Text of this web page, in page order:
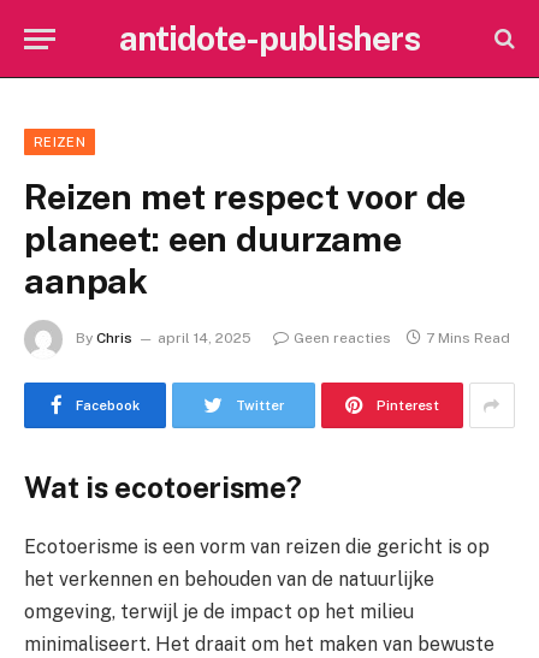
antidote-publishers
REIZEN
Reizen met respect voor de
planeet: een duurzame
aanpak
By Chris april 14, 2025 Geen reacties 7 Mins Read
Facebook Twitter Pinterest
Wat is ecotoerisme?
Ecotoerisme is een vorm van reizen die gericht is op
het verkennen en behouden van de natuurlijke
omgeving, terwijl je de impact op het milieu
minimaliseert. Het draait om het maken van bewuste